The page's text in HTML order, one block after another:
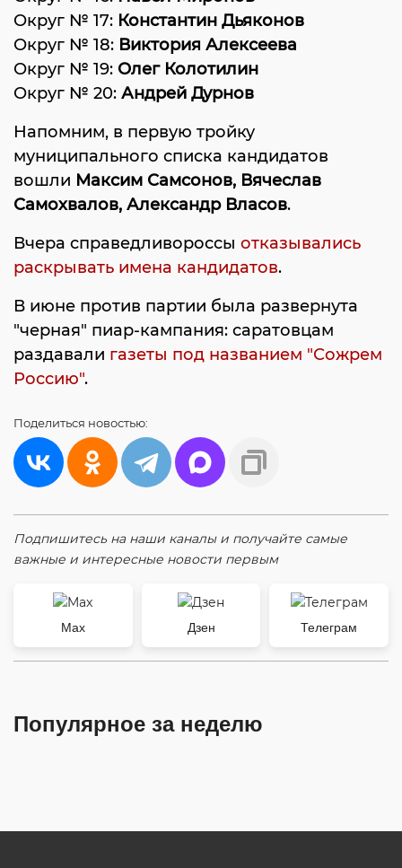
Округ № 17: Константин Дьяконов
Округ № 18: Виктория Алексеева
Округ № 19: Олег Колотилин
Округ № 20: Андрей Дурнов
Напомним, в первую тройку
муниципального списка кандидатов
вошли Максим Самсонов, Вячеслав
Самохвалов, Александр Власов.
Вчера справедливороссы отказывались
раскрывать имена кандидатов.
В июне против партии была развернута
"черная" пиар-кампания: саратовцам
раздавали газеты под названием "Сожрем
Россию".
Поделиться новостью:
Подпишитесь на наши каналы и получайте самые
важные и интересные новости первым
Max Дзен Телеграм
Популярное за неделю